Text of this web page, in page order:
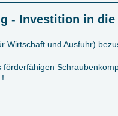
- Investition in
Wirtschaft und Ausfuhr)